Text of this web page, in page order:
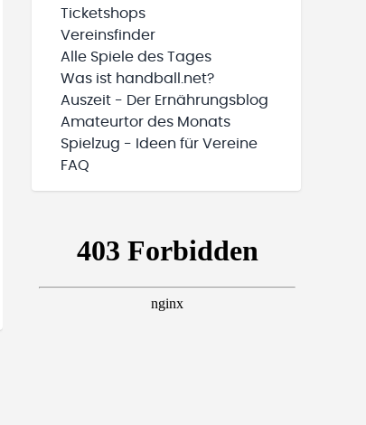
Ticketshops
Vereinsfinder
Alle Spiele des Tages
Was ist handball.net?
Auszeit - Der Ernährungsblog
Amateurtor des Monats
Spielzug - Ideen für Vereine
FAQ